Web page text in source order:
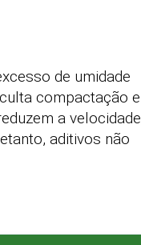
de umidade
compactação e
a velocidade
aditivos não